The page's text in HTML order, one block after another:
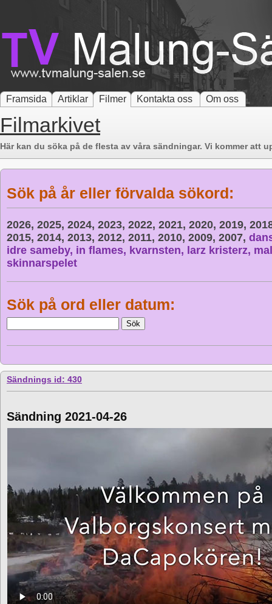
Framsida Artiklar Filmer Kontakta oss Om oss
Filmarkivet
Här kan du söka på de flesta av våra sändningar. Vi kommer att
Sök på år eller förvalda sökord:
2026, 2025, 2024, 2023, 2022, 2021, 2020, 2019,
2015, 2014, 2013, 2012, 2011, 2010, 2009, 2007,
idre sameby, in flames, kvarnsten, larz kristerz,
skinnarspelet
Sök på ord eller datum:
Sändnings id: 430
Sändning 2021-04-26